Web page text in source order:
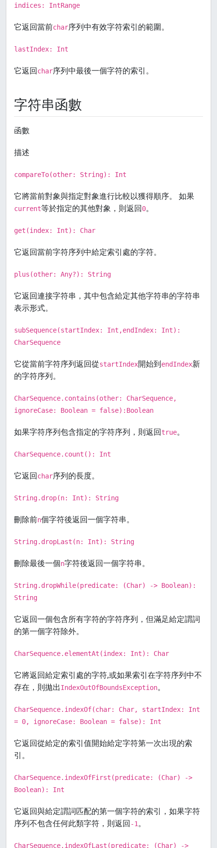
indices: IntRange
它返回當前char序列中有效字符索引的範圍。
lastIndex: Int
它返回char序列中最後一個字符的索引。
字符串函數
函數
描述
compareTo(other: String): Int
它將當前對象與指定對象進行比較以獲得順序。 如果
current等於指定的其他對象，則返回0。
get(index: Int): Char
它返回當前字符序列中給定索引處的字符。
plus(other: Any?): String
它返回連接字符串，其中包含給定其他字符串的字符串
表示形式。
subSequence(startIndex: Int,endIndex: Int):
CharSequence
它從當前字符序列返回從startIndex開始到endIndex新
的字符序列。
CharSequence.contains(other: CharSequence,
ignoreCase: Boolean = false):Boolean
如果字符序列包含指定的字符序列，則返回true。
CharSequence.count(): Int
它返回char序列的長度。
String.drop(n: Int): String
刪除前n個字符後返回一個字符串。
String.dropLast(n: Int): String
刪除最後一個n字符後返回一個字符串。
String.dropWhile(predicate: (Char) -> Boolean):
String
它返回一個包含所有字符的字符序列，但滿足給定謂詞
的第一個字符除外。
CharSequence.elementAt(index: Int): Char
它將返回給定索引處的字符,或如果索引在字符序列中不
存在，則拋出IndexOutOfBoundsException。
CharSequence.indexOf(char: Char, startIndex: Int
= 0, ignoreCase: Boolean = false): Int
它返回從給定的索引值開始給定字符第一次出現的索
引。
CharSequence.indexOfFirst(predicate: (Char) ->
Boolean): Int
它返回與給定謂詞匹配的第一個字符的索引，如果字符
序列不包含任何此類字符，則返回-1。
CharSequence.indexOfLast(predicate: (Char) ->